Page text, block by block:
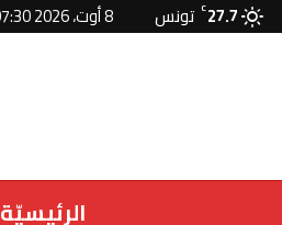
27.7
C تونس 8 أوت، 2026 07:30
الرئيسيّة